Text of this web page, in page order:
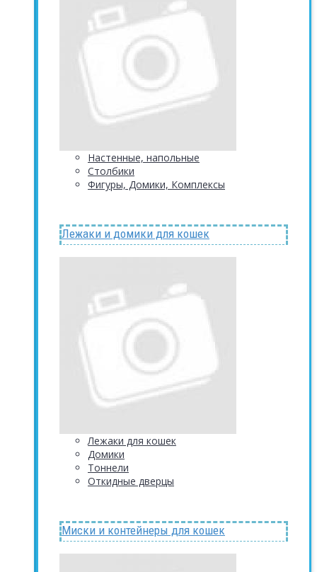
Настенные, напольные
Столбики
Фигуры, Домики, Комплексы
Лежаки и домики для кошек
Лежаки для кошек
Домики
Тоннели
Откидные дверцы
Миски и контейнеры для кошек